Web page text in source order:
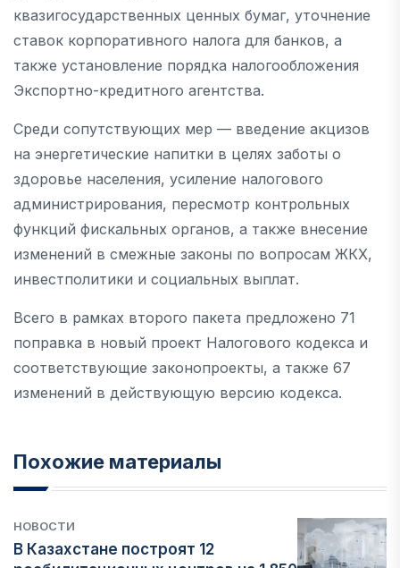
квазигосударственных ценных бумаг, уточнение
ставок корпоративного налога для банков, а
также установление порядка налогообложения
Экспортно-кредитного агентства.
Среди сопутствующих мер — введение акцизов
на энергетические напитки в целях заботы о
здоровье населения, усиление налогового
администрирования, пересмотр контрольных
функций фискальных органов, а также внесение
изменений в смежные законы по вопросам ЖКХ,
инвестполитики и социальных выплат.
Всего в рамках второго пакета предложено 71
поправка в новый проект Налогового кодекса и
соответствующие законопроекты, а также 67
изменений в действующую версию кодекса.
Похожие материалы
НОВОСТИ
В Казахстане построят 12